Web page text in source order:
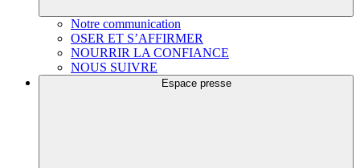
Notre communication
OSER ET S’AFFIRMER
NOURRIR LA CONFIANCE
NOUS SUIVRE
Espace presse